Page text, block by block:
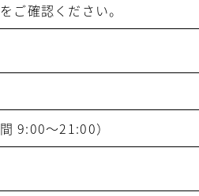
をご確認ください。
9:00〜21:00）